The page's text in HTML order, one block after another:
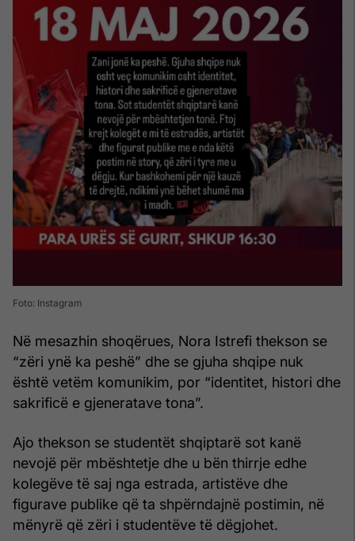
Foto: Instagram
Në mesazhin shoqërues, Nora Istrefi thekson se
“zëri ynë ka peshë” dhe se gjuha shqipe nuk
është vetëm komunikim, por “identitet, histori dhe
sakrificë e gjeneratave tona”.
Ajo thekson se studentët shqiptarë sot kanë
nevojë për mbështetje dhe u bën thirrje edhe
kolegëve të saj nga estrada, artistëve dhe
figurave publike që ta shpërndajnë postimin, në
mënyrë që zëri i studentëve të dëgjohet.